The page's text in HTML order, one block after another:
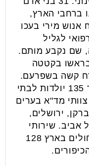
ברחבי הארץ,
אנוש מירי בעכו
לגליל
שם נקבע מותם.
בראשו בקטטה
נפצע באורח קשה בשפרעם.
צוותי מד"א הוזעקו גם להעביר 135 יולדות לבתי
ידי צוותי מד"א בערים
ירושלים,
אביב. שירותי
הדם של מד"א סיפקו לבתי החולים בארץ 128